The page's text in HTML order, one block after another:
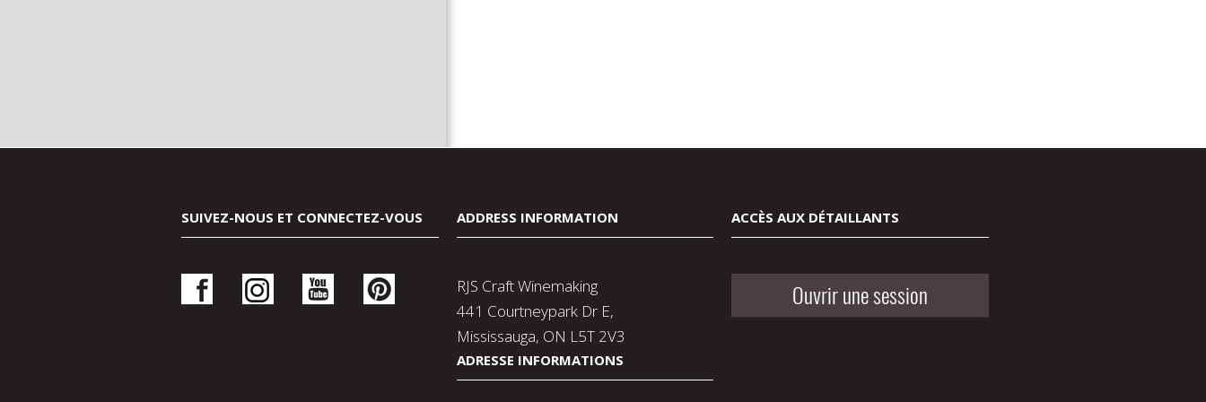
SUIVEZ-NOUS ET CONNECTEZ-VOUS ADDRESS INFORMATION
RJS Craft Winemaking
441 Courtneypark Dr E,
Mississauga, ON L5T 2V3
ADRESSE INFORMATIONS
ACCÈS AUX DÉTAILLANTS
Ouvrir une session